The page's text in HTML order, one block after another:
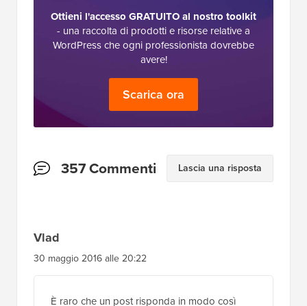
Ottieni l'accesso GRATUITO al nostro toolkit
- una raccolta di prodotti e risorse relative a
WordPress che ogni professionista dovrebbe
avere!
Scarica ora
Interazioni
357 Commenti Lascia una risposta
Vlad
30 maggio 2016 alle 20:22
È raro che un post risponda in modo così